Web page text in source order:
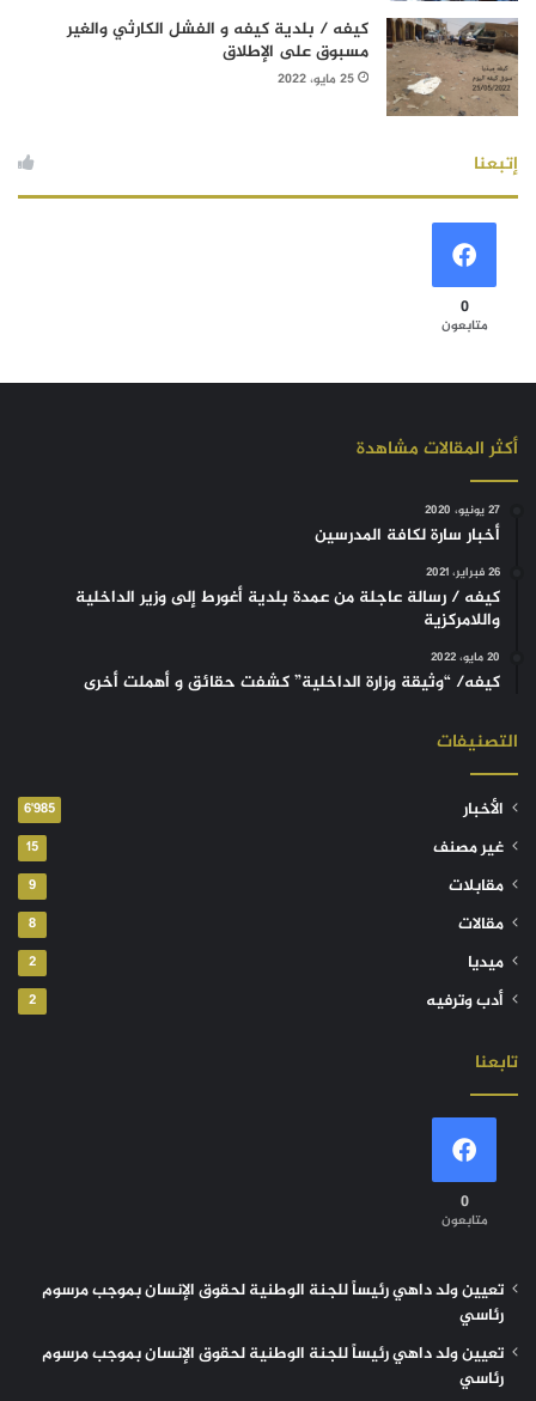
كيفه / بلدية كيفه و الفشل الكارثي والغير
مسبوق على الإطلاق
25 مايو، 2022
إتبعنا
0
متابعون
أكثر المقالات مشاهدة
27 يونيو، 2020
أخبار سارة لكافة المدرسين
26 فبراير، 2021
كيفه / رسالة عاجلة من عمدة بلدية أغورط إلى وزير الداخلية
واللامركزية
20 مايو، 2022
كيفه/ “وثيقة وزارة الداخلية” كشفت حقائق و أهملت أخرى
التصنيفات
الأخبار 6٬985
غير مصنف 15
مقابلات 9
مقالات 8
ميديا 2
أدب وترفيه 2
تابعنا
0
متابعون
تعيين ولد داهي رئيساً للجنة الوطنية لحقوق الإنسان بموجب مرسوم
رئاسي
تعيين ولد داهي رئيساً للجنة الوطنية لحقوق الإنسان بموجب مرسوم
رئاسي